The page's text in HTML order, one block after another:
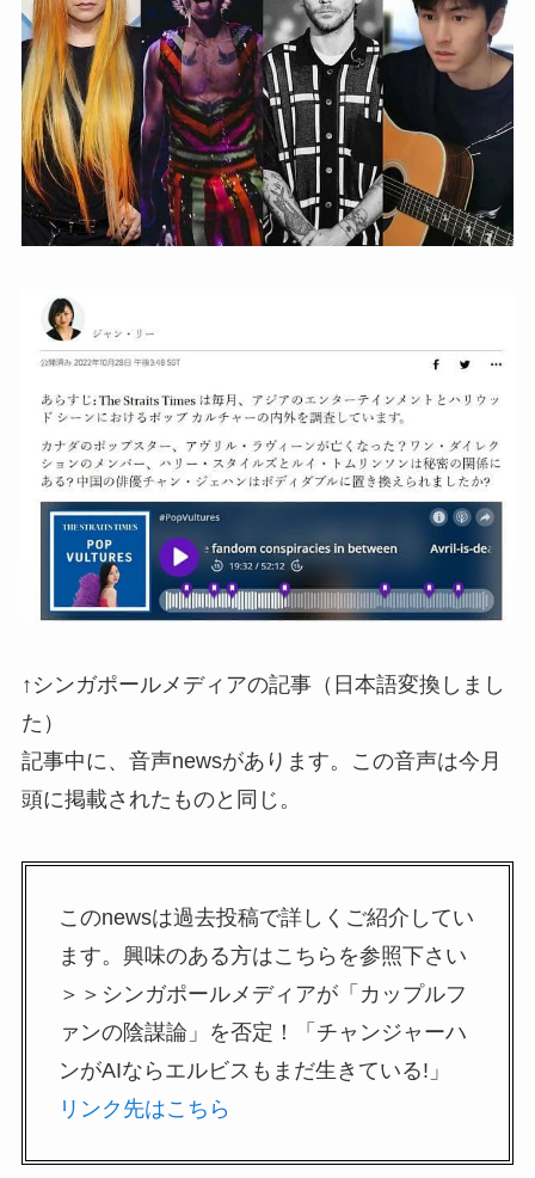
↑シンガポールメディアの記事（日本語変換しまし
た）
記事中に、音声newsがあります。この音声は今月
頭に掲載されたものと同じ。
このnewsは過去投稿で詳しくご紹介してい
ます。興味のある方はこちらを参照下さい
＞＞シンガポールメディアが「カップルフ
ァンの陰謀論」を否定！「チャンジャーハ
ンがAIならエルビスもまだ生きている!」
リンク先はこちら